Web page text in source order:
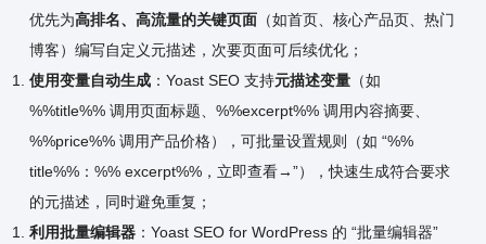
优先为高排名、高流量的关键页面（如首页、核心产品页、热门
博客）编写自定义元描述，次要页面可后续优化；
使用变量自动生成：Yoast SEO 支持元描述变量（如
%%title%% 调用页面标题、%%excerpt%% 调用内容摘要、
%%price%% 调用产品价格），可批量设置规则（如 “%%
title%%：%% excerpt%%，立即查看→”），快速生成符合要求
的元描述，同时避免重复；
利用批量编辑器：Yoast SEO for WordPress 的 “批量编辑器”